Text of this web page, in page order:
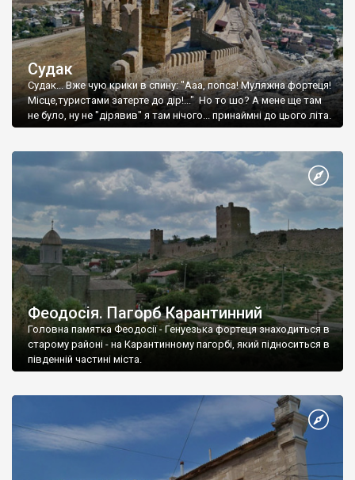
Судак
Судак... Вже чую крики в спину: "Ааа, попса! Муляжна фортеця!
Місце,туристами затерте до дір!..." Но то шо? А мене ще там
не було, ну не "дірявив" я там нічого... принаймні до цього літа.
Феодосія. Пагорб Карантинний
Головна памятка Феодосії - Генуезька фортеця знаходиться в
старому районі - на Карантинному пагорбі, який підноситься в
південній частині міста.